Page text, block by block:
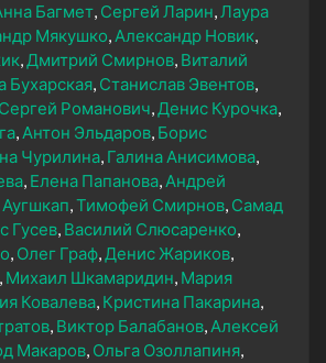
Багмет Сергей Ларин Лаура
Мякушко Александр Новик
Дмитрий Смирнов Виталий
Бухарская Станислав Эвентов
Сергей Романович Денис Курочка
Антон Эльдаров Борис
Чурилина Галина Анисимова
Елена Папанова Андрей
Тимофей Смирнов Самад
Гусев Василий Слюсаренко
Олег Граф Денис Жариков
Михаил Шкамаридин Мария
Ковалева Кристина Пакарина
Виктор Балабанов Алексей
Макаров Ольга Озоллапиня